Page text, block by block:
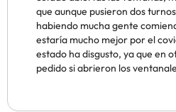
que aunque pusieron dos
habiendo mucha gente
estaría mucho mejor por el
estado ha disgusto, ya que en
pedido si abrieron los